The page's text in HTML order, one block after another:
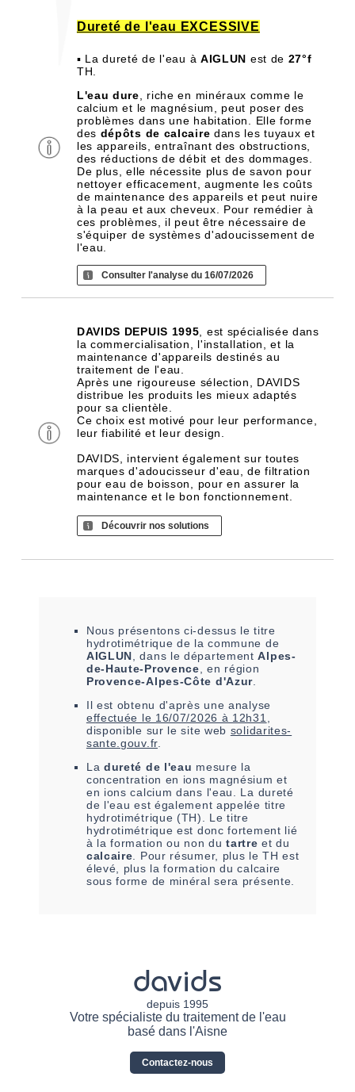
Dureté de l'eau EXCESSIVE
▪ La dureté de l'eau à AIGLUN est de 27°f
TH.
L'eau dure , riche en minéraux comme le
calcium et le magnésium, peut poser des
problèmes dans une habitation. Elle forme
des dépôts de calcaire dans les tuyaux et
les appareils, entraînant des obstructions,
des réductions de débit et des dommages.
De plus, elle nécessite plus de savon pour
nettoyer efficacement, augmente les coûts
de maintenance des appareils et peut nuire
à la peau et aux cheveux. Pour remédier à
ces problèmes, il peut être nécessaire de
s'équiper de systèmes d'adoucissement de
l'eau.
Consulter l'analyse du 16/07/2026
DAVIDS DEPUIS 1995 , est spécialisée dans
la commercialisation, l'installation, et la
maintenance d'appareils destinés au
traitement de l'eau.
Après une rigoureuse sélection, DAVIDS
distribue les produits les mieux adaptés
pour sa clientèle.
Ce choix est motivé pour leur performance,
leur fiabilité et leur design.
DAVIDS, intervient également sur toutes
marques d'adoucisseur d'eau, de filtration
pour eau de boisson, pour en assurer la
maintenance et le bon fonctionnement.
Découvrir nos solutions
Nous présentons ci-dessus le titre
hydrotimétrique de la commune de
AIGLUN , dans le départementAlpes-
de-Haute-Provence , en région
Provence-Alpes-Côte d'Azur
Il est obtenu d'après une analyse
effectuée le 16/07/2026 à 12h31
disponible sur le site web solidarites-
sante.gouv.fr.
La dureté de l'eau mesure la
concentration en ions magnésium et
en ions calcium dans l'eau. La dureté
de l'eau est également appelée titre
hydrotimétrique (TH). Le titre
hydrotimétrique est donc fortement lié
à la formation ou non dutartre et du
calcaire . Pour résumer, plus le TH est
élevé, plus la formation du calcaire
sous forme de minéral sera présente.
davids
depuis 1995
Votre spécialiste du traitement de l'eau
basé dans l'Aisne
Contactez-nous